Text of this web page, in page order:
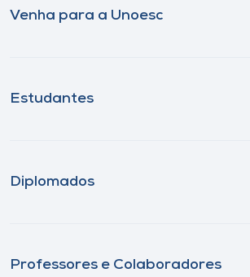
Venha para a Unoesc
Estudantes
Diplomados
Professores e Colaboradores